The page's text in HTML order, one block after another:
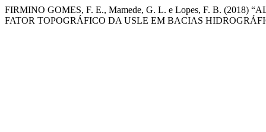
FIRMINO GOMES, F. E., Mamede, G. L. e Lopes, F. B.
FATOR TOPOGRÁFICO DA USLE EM BACIAS